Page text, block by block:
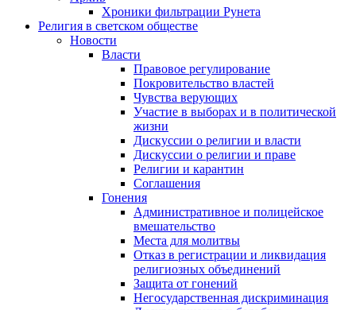
Хроники фильтрации Рунета
Религия в светском обществе
Новости
Власти
Правовое регулирование
Покровительство властей
Чувства верующих
Участие в выборах и в политической
жизни
Дискуссии о религии и власти
Дискуссии о религии и праве
Религии и карантин
Соглашения
Гонения
Административное и полицейское
вмешательство
Места для молитвы
Отказ в регистрации и ликвидация
религиозных объединений
Защита от гонений
Негосударственная дискриминация